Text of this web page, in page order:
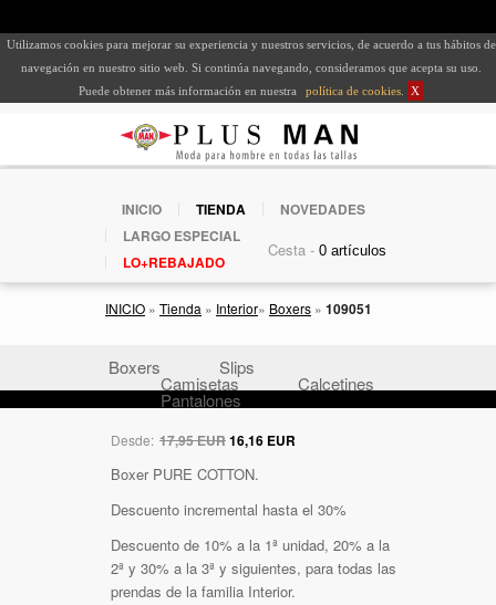
Utilizamos cookies para mejorar su experiencia y nuestros servicios, de acuerdo a tus hábitos de
navegación en nuestro sitio web. Si continúa navegando, consideramos que acepta su uso.
Puede obtener más información en nuestra
política de cookies X
INICIO TIENDA
NOVEDADES
LARGO ESPECIAL
LO+REBAJADO
Cesta -
INICIO » Tienda » Interior» Boxers » 109051
Boxers Slips
Camisetas Calcetines
Pantalones
Desde: 17,95 EUR16,16 EUR
Boxer PURE COTTON.
Descuento incremental hasta el 30%
Descuento de 10% a la 1ª unidad, 20% a la
2ª y 30% a la 3ª y siguientes, para todas las
prendas de la familia Interior.